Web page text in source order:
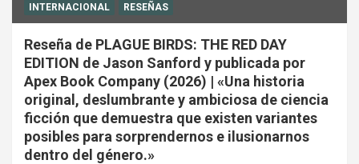
INTERNACIONAL RESEÑAS
Reseña de PLAGUE BIRDS: THE RED DAY
EDITION de Jason Sanford y publicada por
Apex Book Company (2026) | «Una historia
original, deslumbrante y ambiciosa de ciencia
ficción que demuestra que existen variantes
posibles para sorprendernos e ilusionarnos
dentro del género.»